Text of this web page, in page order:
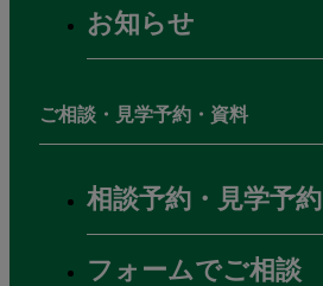
お知らせ
ご相談・見学予約・資料
相談予約・見学予約
フォームでご相談